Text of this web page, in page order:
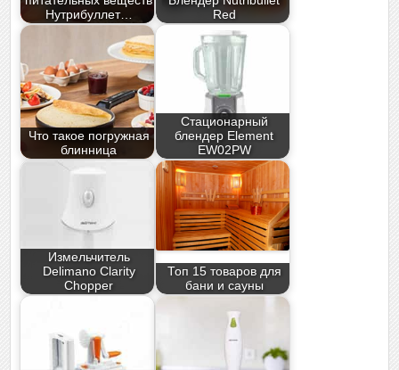
Нутрибуллет…
Red
Что такое погружная
блинница
Стационарный
блендер Element
EW02PW
Измельчитель
Delimano Clarity
Chopper
Топ 15 товаров для
бани и сауны